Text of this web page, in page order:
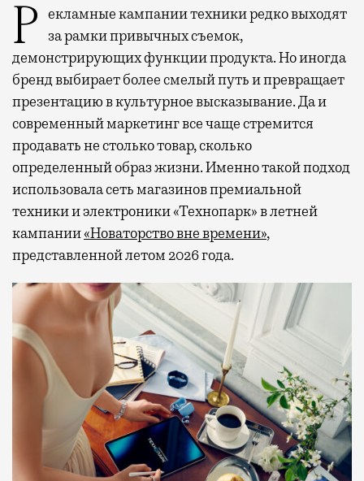
Рекламные кампании техники редко выходят
за рамки привычных съемок,
демонстрирующих функции продукта. Но иногда
бренд выбирает более смелый путь и превращает
презентацию в культурное высказывание. Да и
современный маркетинг все чаще стремится
продавать не столько товар, сколько
определенный образ жизни. Именно такой подход
использовала сеть магазинов премиальной
техники и электроники «Технопарк» в летней
кампании«Новаторство вне времени»,
представленной летом 2026 года.